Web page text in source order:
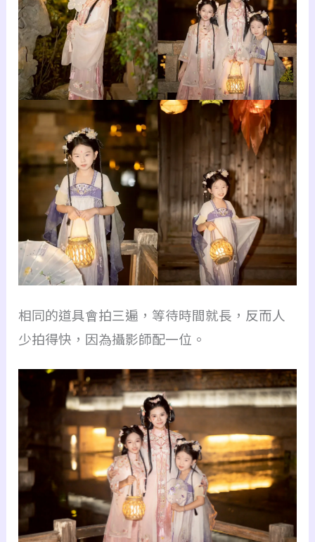
相同的道具會拍三遍，等待時間就長，反而人
少拍得快，因為攝影師配一位。